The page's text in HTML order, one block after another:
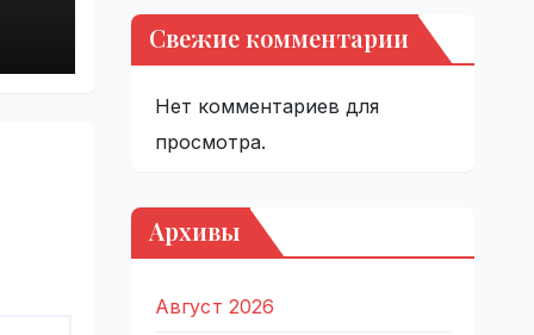
Свежие комментарии
Нет комментариев для
просмотра.
Архивы
Август 2026